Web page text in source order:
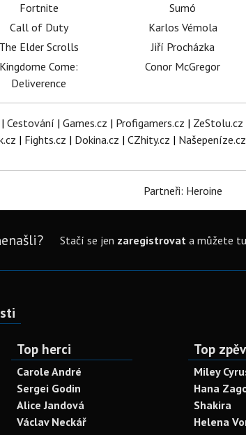
Fortnite
Call of Duty
The Elder Scrolls
Kingdome Come:
Deliverence
Sumó
Karlos Vémola
Jiří Procházka
Conor McGregor
Cestování | Games.cz | Profigamers.cz | ZeStolu.cz
| Fights.cz | Dokina.cz | CZhity.cz | Našepeníze.cz
Partneři: Heroine
Stačí se jen zaregistrovata můžete
Top herci
Carole André
Sergei Godin
Alice Jandová
Václav Neckář
Top
Miley
Hana
Shakira
Helena